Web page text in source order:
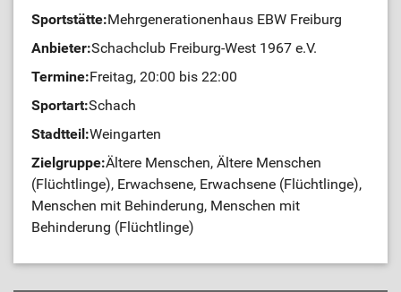
Sportstätte:Mehrgenerationenhaus EBW Freiburg
Anbieter:Schachclub Freiburg-West 1967 e.V.
Termine:Freitag, 20:00 bis 22:00
Sportart:Schach
Stadtteil:Weingarten
Zielgruppe:Ältere Menschen, Ältere Menschen
(Flüchtlinge), Erwachsene, Erwachsene (Flüchtlinge),
Menschen mit Behinderung, Menschen mit
Behinderung (Flüchtlinge)